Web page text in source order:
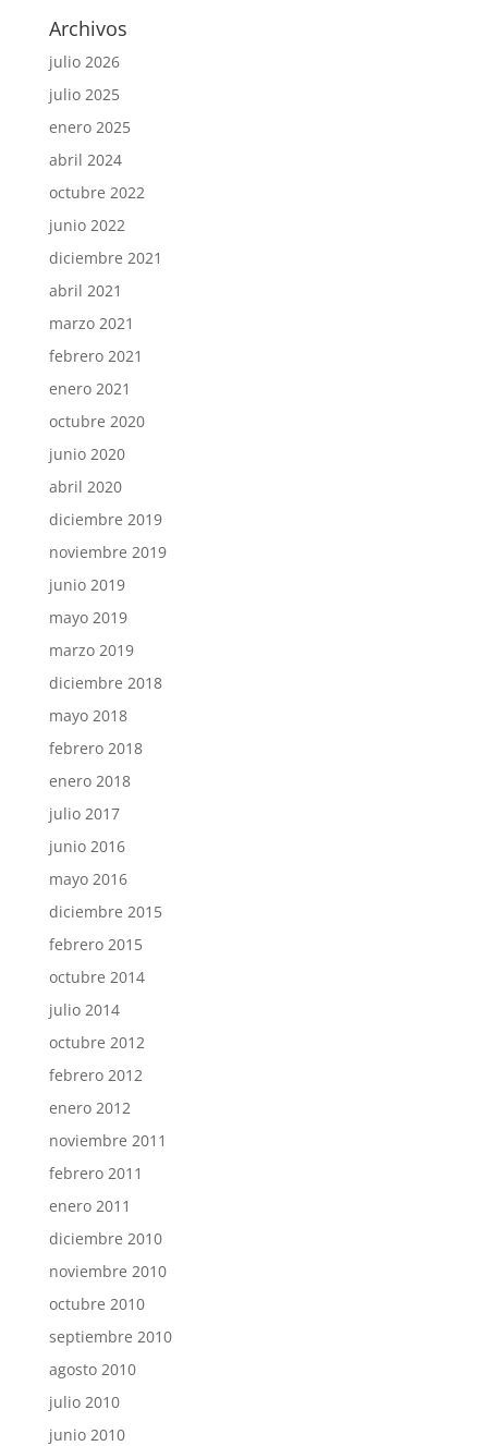
Archivos
julio 2026
julio 2025
enero 2025
abril 2024
octubre 2022
junio 2022
diciembre 2021
abril 2021
marzo 2021
febrero 2021
enero 2021
octubre 2020
junio 2020
abril 2020
diciembre 2019
noviembre 2019
junio 2019
mayo 2019
marzo 2019
diciembre 2018
mayo 2018
febrero 2018
enero 2018
julio 2017
junio 2016
mayo 2016
diciembre 2015
febrero 2015
octubre 2014
julio 2014
octubre 2012
febrero 2012
enero 2012
noviembre 2011
febrero 2011
enero 2011
diciembre 2010
noviembre 2010
octubre 2010
septiembre 2010
agosto 2010
julio 2010
junio 2010